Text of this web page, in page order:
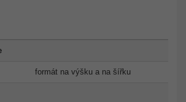
formát na výšku a na šířku